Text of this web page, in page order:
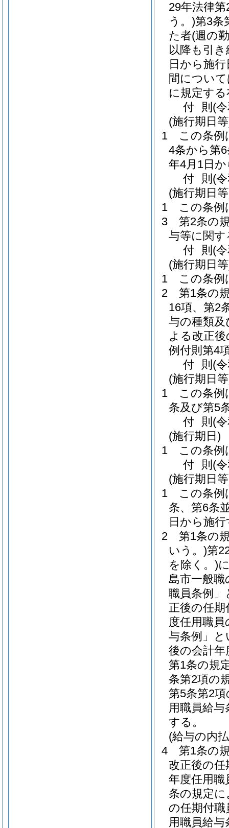
29年法律第
う。)第3条
た者(週の
以降も引
日から施
間につい
に規定す
付 則 (
(施行期日
1
この条例
4条から第
年4月1日
付 則 (
(施行期日
1
この条例
3
第2条の
与等に関
付 則 (
(施行期日
1
この条例
2
第1条の
16項、第2
与の種類
よる改正
例付則第4
付 則 (
(施行期日
1
この条例
条及び第5
付 則 (
(施行期日)
1
この条例
付 則 (
(施行期日
1
この条例
条、第6条
日から施
2
第1条の
いう。)第
を除く。)
島市一般職
職員条例」
正後の任
度任用職
与条例」と
後の会計年
第1条の規
条第2項の
第5条第2
用職員給
する。
(給与の内
4
第1条の
改正後の
年度任用
条の規定
の任期付
用職員給